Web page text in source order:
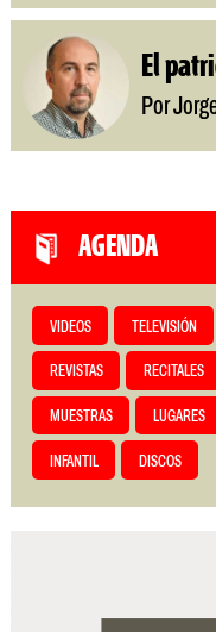
El
Por
AGENDA
VIDEOS TELEVISIÓN
REVISTAS RECITALES
MUESTRAS LUGARES
INFANTIL DISCOS